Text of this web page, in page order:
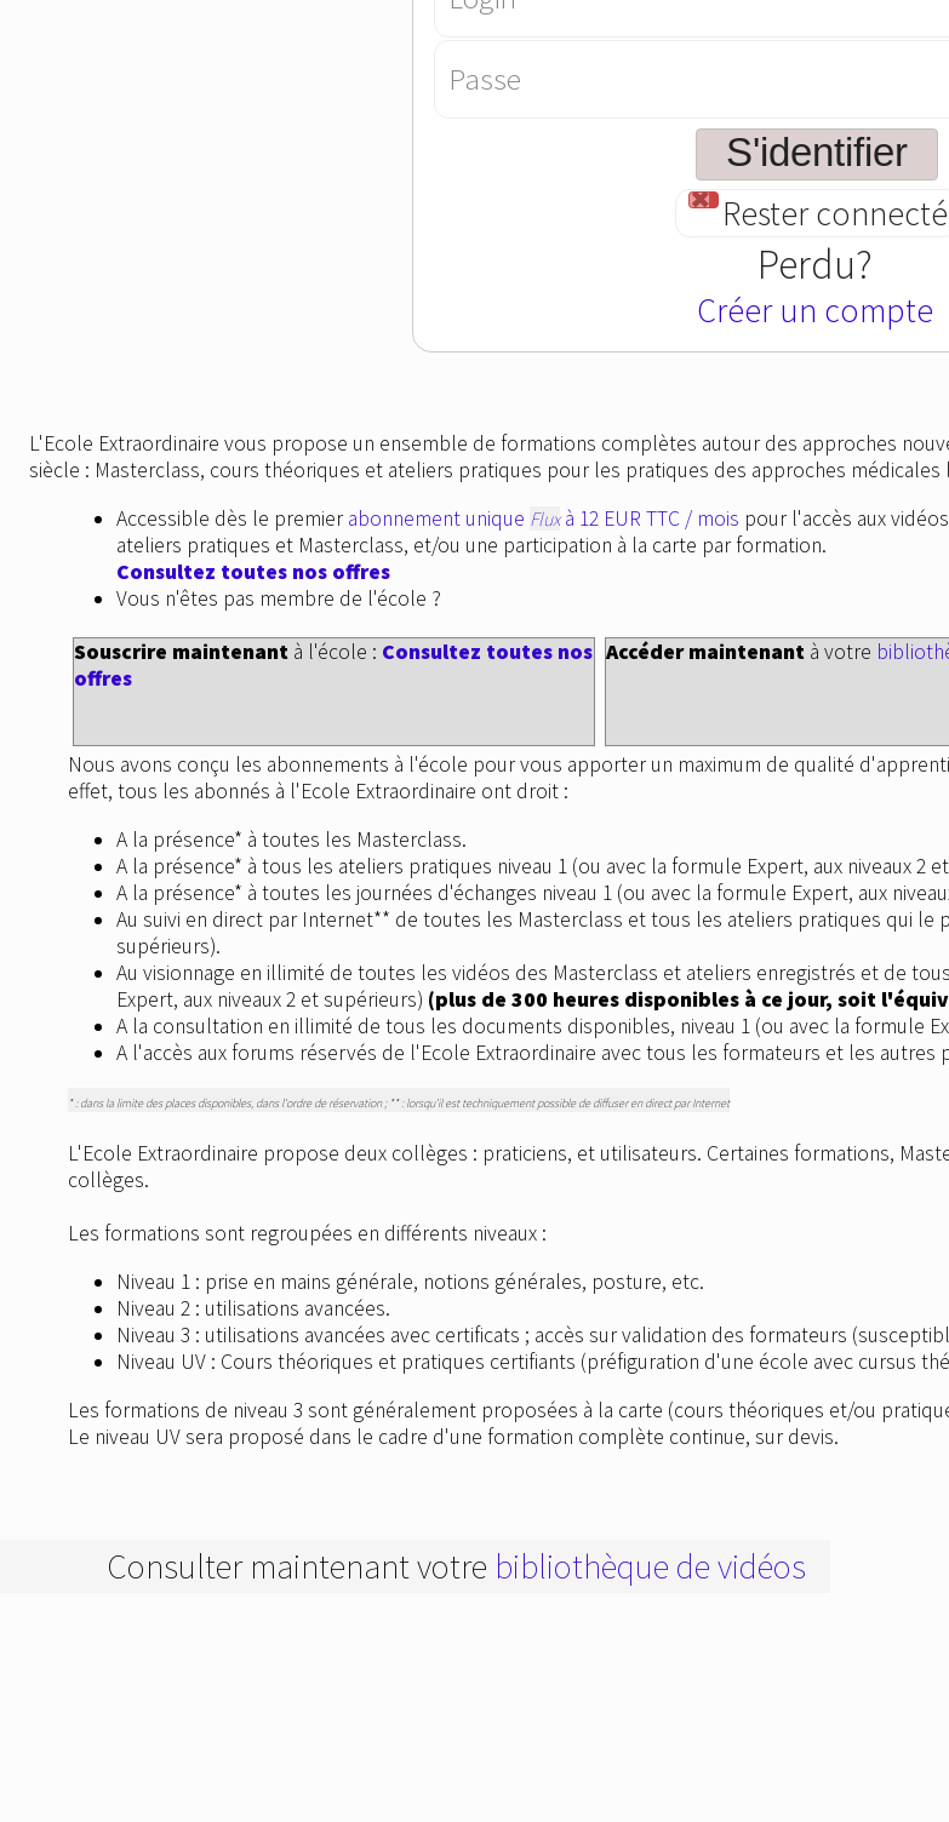
Passe
Rester connecté
Perdu?
Créer un compte
L'Ecole Extraordinaire vous propose un ensemble de formations complètes autour des approches
siècle : Masterclass, cours théoriques et ateliers pratiques pour les pratiques des approches médicales
Accessible dès le premierabonnement unique Fluxà 12 EUR TTC / mois pour l'accès aux
ateliers pratiques et Masterclass, et/ou une participation à la carte par formation.
Consultez toutes nos offres
Vous n'êtes pas membre de l'école ?
Souscrire maintenant à l'école : Consultez toutes nos
offres
Accéder maintenant à votre
Nous avons conçu les abonnements à l'école pour vous apporter un maximum de qualité
effet, tous les abonnés à l'Ecole Extraordinaire ont droit :
A la présence* à toutes les Masterclass.
A la présence* à tous les ateliers pratiques niveau 1 (ou avec la formule Expert, aux niveaux 2
A la présence* à toutes les journées d'échanges niveau 1 (ou avec la formule Expert, aux
Au suivi en direct par Internet** de toutes les Masterclass et tous les ateliers pratiques qui le
supérieurs).
Au visionnage en illimité de toutes les vidéos des Masterclass et ateliers enregistrés et de
Expert, aux niveaux 2 et supérieurs) (plus de 300 heures disponibles à ce jour, soit
A la consultation en illimité de tous les documents disponibles, niveau 1 (ou avec la formule
A l'accès aux forums réservés de l'Ecole Extraordinaire avec tous les formateurs et les autres
* : dans la limite des places disponibles, dans l'ordre de réservation ; ** : lorsqu'il est techniquement possible de diffuser en direct par Internet
L'Ecole Extraordinaire propose deux collèges : praticiens, et utilisateurs. Certaines formations,
collèges.
Les formations sont regroupées en différents niveaux :
Niveau 1 : prise en mains générale, notions générales, posture, etc.
Niveau 2 : utilisations avancées.
Niveau 3 : utilisations avancées avec certificats ; accès sur validation des formateurs
Niveau UV : Cours théoriques et pratiques certifiants (préfiguration d'une école avec cursus
Les formations de niveau 3 sont généralement proposées à la carte (cours théoriques et/ou
Le niveau UV sera proposé dans le cadre d'une formation complète continue, sur devis.
Consulter maintenant votre bibliothèque de vidéos